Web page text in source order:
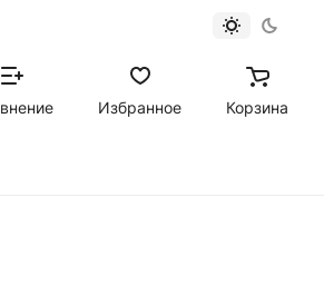
Избранное Корзина